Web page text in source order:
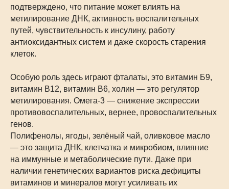
подтверждено, что питание может влиять на
метилирование ДНК, активность воспалительных
путей, чувствительность к инсулину, работу
антиоксидантных систем и даже скорость старения
клеток.
Особую роль здесь играют фталаты, это витамин Б9,
витамин B12, витамин B6, холин — это регулятор
метилирования. Омега-3 — снижение экспрессии
противовоспалительных, вернее, провоспалительных
генов.
Полифенолы, ягоды, зелёный чай, оливковое масло
— это защита ДНК, клетчатка и микробиом, влияние
на иммунные и метаболические пути. Даже при
наличии генетических вариантов риска дефициты
витаминов и минералов могут усиливать их